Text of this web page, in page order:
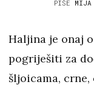
PIŠE MIJA
Haljina je onaj
pogriješiti za
šljoicama,